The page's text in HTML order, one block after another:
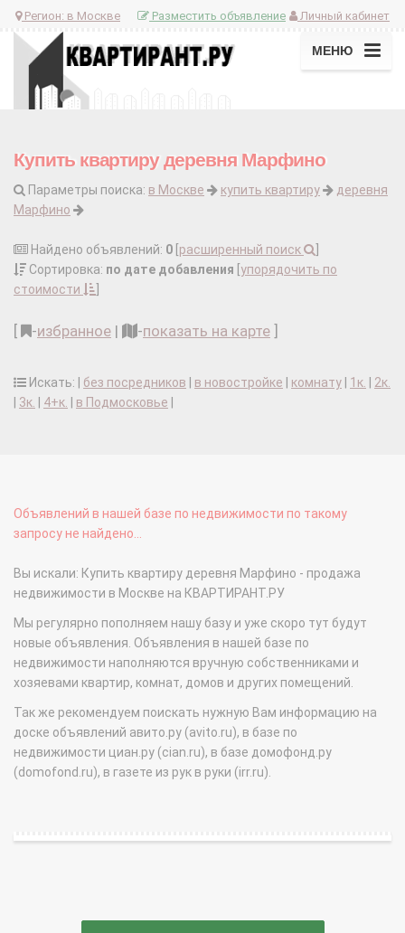
Регион: в Москве Личный кабинет
Разместить объявление
МЕНЮ
Купить квартиру деревня Марфино
Параметры поиска: в Москве купить квартиру
деревня
Марфино
Найдено объявлений: 0 расширенный поиск
Сортировка: по дате добавления упорядочить по
стоимости
-избранное | -показать на карте
Искать: | без посредников в новостройке комнату 1к.
2к.
3к. 4+к. в Подмосковье
Объявлений в нашей базе по недвижимости по такому
запросу не найдено...
Вы искали: Купить квартиру деревня Марфино - продажа
недвижимости в Москве на КВАРТИРАНТ.РУ
Мы регулярно пополняем нашу базу и уже скоро тут будут
новые объявления. Объявления в нашей базе по
недвижимости наполняются вручную собственниками и
хозяевами квартир, комнат, домов и других помещений.
Так же рекомендуем поискать нужную Вам информацию на
доске объявлений авито.ру (avito.ru), в базе по
недвижимости циан.ру (cian.ru), в базе домофонд.ру
(domofond.ru), в газете из рук в руки (irr.ru).